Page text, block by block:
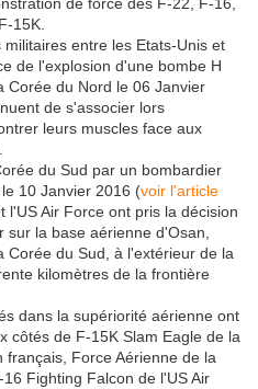
15K.
entre les Etats-Unis et
de l'explosion d'une bombe H
Corée du Nord le 06 Janvier
de s'associer lors
leurs muscles face aux
du Sud par un bombardier
10 Janvier 2016 (voir l'article
l'US Air Force ont pris la décision
la base aérienne d'Osan,
Corée du Sud, à l'extérieur de la
kilomètres de la frontière
dans la supériorité aérienne ont
côtés de F-15K Slam Eagle de la
français, Force Aérienne de la
Fighting Falcon de l'US Air